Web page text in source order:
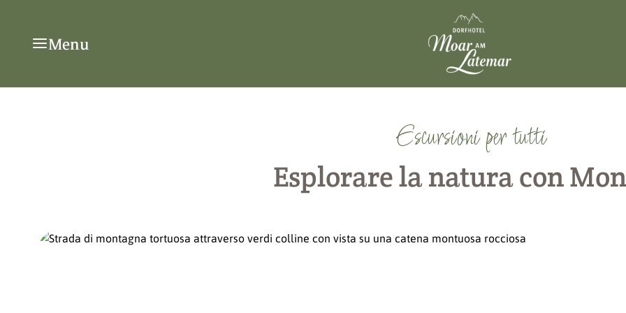
Menu
Escursioni per tutti
Esplorare la natura con